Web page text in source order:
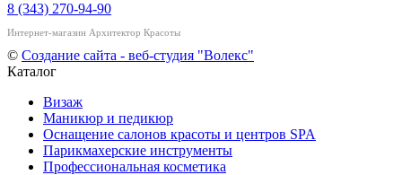
8 (343) 270-94-90
Интернет-магазин Архитектор Красоты
© Создание сайта - веб-студия "Волекс"
Каталог
Визаж
Маникюр и педикюр
Оснащение салонов красоты и центров SPA
Парикмахерские инструменты
Профессиональная косметика